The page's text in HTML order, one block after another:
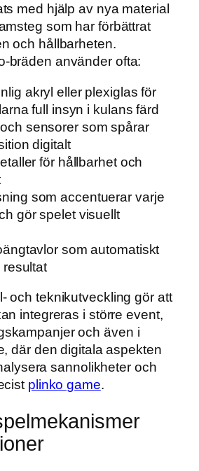
med hjälp av nya material
som har förbättrat
och hållbarheten.
bräden använder ofta:
akryl eller plexiglas för
full insyn i kulans färd
sensorer som spårar
digitalt
för hållbarhet och
som accentuerar varje
gör spelet visuellt
som automatiskt
resultat
och teknikutveckling gör att
integreras i större event,
och även i
där den digitala aspekten
sannolikheter och
plinko game.